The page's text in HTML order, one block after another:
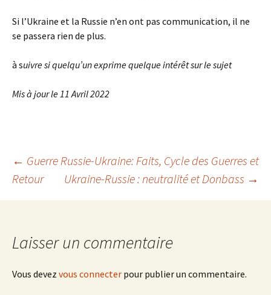
Si l’Ukraine et la Russie n’en ont pas communication, il ne
se passera rien de plus.
à suivre si quelqu’un exprime quelque intérêt sur le sujet
Mis à jour le 11 Avril 2022
Navigation
des
articles
← Guerre Russie-Ukraine: Faits, Cycle des Guerres et
Retour
Ukraine-Russie : neutralité et Donbass →
Laisser un commentaire
Vous devez vous connecter pour publier un commentaire.